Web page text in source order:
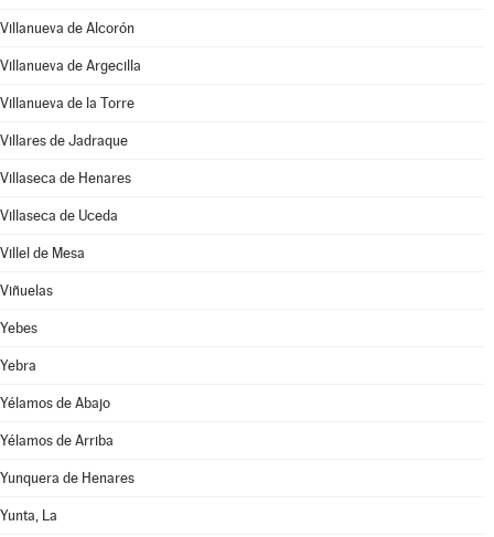
Villanueva de Alcorón
Villanueva de Argecilla
Villanueva de la Torre
Villares de Jadraque
Villaseca de Henares
Villaseca de Uceda
Villel de Mesa
Viñuelas
Yebes
Yebra
Yélamos de Abajo
Yélamos de Arriba
Yunquera de Henares
Yunta, La